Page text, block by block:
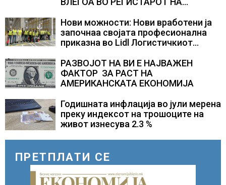
СЛОВЕНИЈА
Нови можности: Нови вработени ја
започнаа својата професионална
приказна во Lidl Логистичкиот
РАЗВОЈОТ НА ВИ Е НАЈВАЖЕН
ФАКТОР ЗА РАСТ НА
АМЕРИКАНСКАТА ЕКОНОМИЈА
Годишната инфлација во јули мерена
преку индексот на трошоците на
живот изнесува 2.3 %
ПРЕТПЛАТИ СЕ